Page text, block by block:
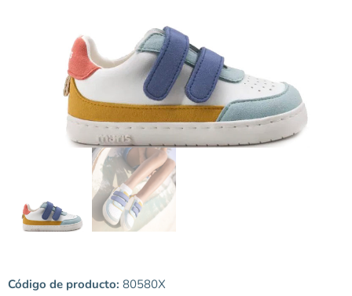
Código de producto: 80580X